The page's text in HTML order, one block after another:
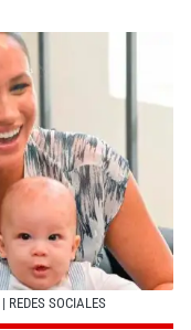
| REDES SOCIALES